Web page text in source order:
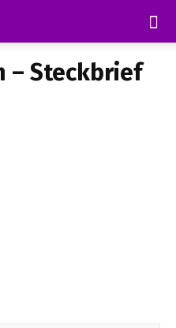
– Steckbrief